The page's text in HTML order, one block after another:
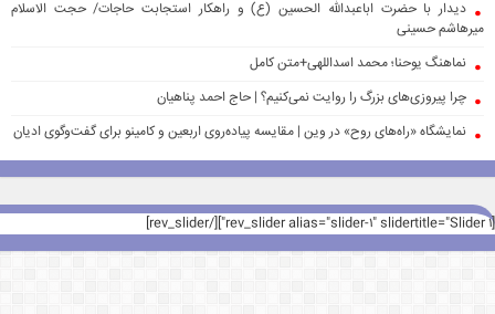
دیدار با حضرت اباعبدالله الحسین (ع) و راهکار استجابت حاجات/ حجت الاسلام
میرهاشم حسینی
نماهنگ یوحنا؛ محمد اسداللهی+متن کامل
چرا پیروزی‌های بزرگ را روایت نمی‌کنیم؟ | حاج احمد پناهیان
نمایشگاه «راه‌های روح» در وین | مقایسه پیاده‌روی اربعین و کامینو برای گفت‌وگوی ادیان
[rev_slider alias="slider-1" slidertitle="Slider 1"][/rev_slider]